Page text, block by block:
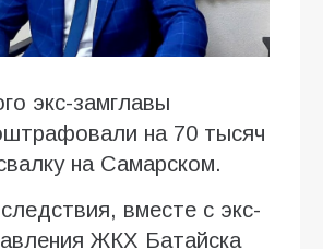
экс-замглавы
на 70 тысяч
на Самарском.
вместе с экс-
ЖКХ Батайска